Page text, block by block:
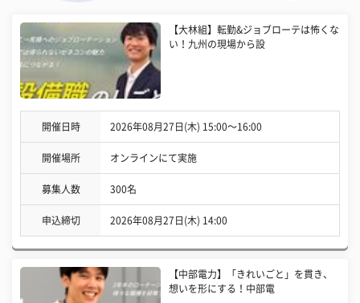
【大林組】転勤&ジョブローテは怖くな
い！九州の現場から設
開催日時 2026年08月27日(木) 15:00〜16:00
開催場所 オンラインにて実施
募集人数 300名
申込締切 2026年08月27日(木) 14:00
【中部電力】「きれいごと」を貫き、
想いを形にする！中部電